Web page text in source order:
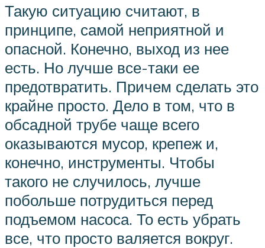
Такую ситуацию считают, в
принципе, самой неприятной и
опасной. Конечно, выход из нее
есть. Но лучше все-таки ее
предотвратить. Причем сделать это
крайне просто. Дело в том, что в
обсадной трубе чаще всего
оказываются мусор, крепеж и,
конечно, инструменты. Чтобы
такого не случилось, лучше
побольше потрудиться перед
подъемом насоса. То есть убрать
все, что просто валяется вокруг.